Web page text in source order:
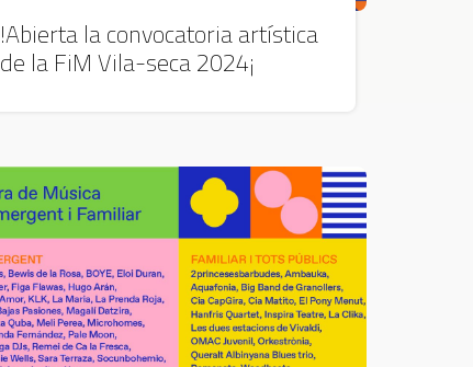
!Abierta la convocatoria artística
de la FiM Vila-seca 2024¡